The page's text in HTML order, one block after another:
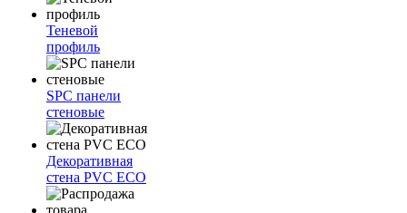
Теневой
профиль
SPC панели
стеновые
Декоративная
стена PVC ECO